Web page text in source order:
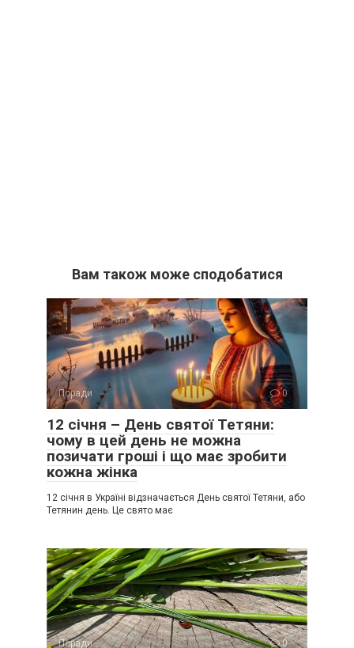
Вам також може сподобатися
Поради 0
12 січня – День святої Тетяни:
чому в цей день не можна
позичати гроші і що має зробити
кожна жінка
12 січня в Україні відзначається День святої Тетяни, або
Тетянин день. Це свято має
Поради 0